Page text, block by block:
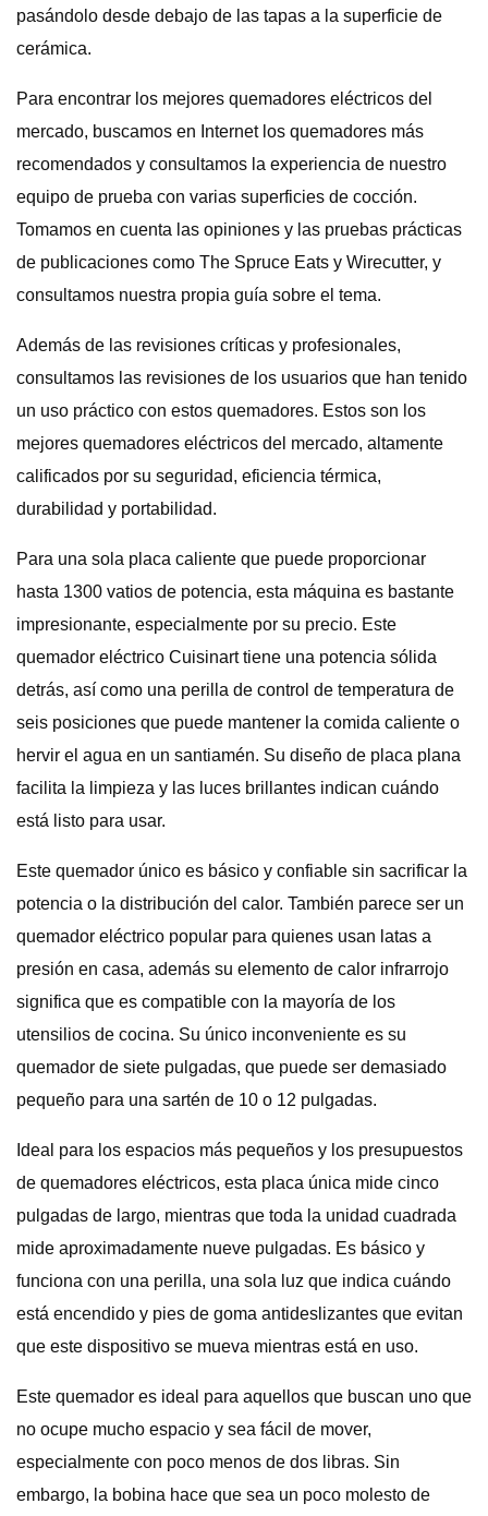
pasándolo desde debajo de las tapas a la superficie de
cerámica.
Para encontrar los mejores quemadores eléctricos del
mercado, buscamos en Internet los quemadores más
recomendados y consultamos la experiencia de nuestro
equipo de prueba con varias superficies de cocción.
Tomamos en cuenta las opiniones y las pruebas prácticas
de publicaciones como The Spruce Eats y Wirecutter, y
consultamos nuestra propia guía sobre el tema.
Además de las revisiones críticas y profesionales,
consultamos las revisiones de los usuarios que han tenido
un uso práctico con estos quemadores. Estos son los
mejores quemadores eléctricos del mercado, altamente
calificados por su seguridad, eficiencia térmica,
durabilidad y portabilidad.
Para una sola placa caliente que puede proporcionar
hasta 1300 vatios de potencia, esta máquina es bastante
impresionante, especialmente por su precio. Este
quemador eléctrico Cuisinart tiene una potencia sólida
detrás, así como una perilla de control de temperatura de
seis posiciones que puede mantener la comida caliente o
hervir el agua en un santiamén. Su diseño de placa plana
facilita la limpieza y las luces brillantes indican cuándo
está listo para usar.
Este quemador único es básico y confiable sin sacrificar la
potencia o la distribución del calor. También parece ser un
quemador eléctrico popular para quienes usan latas a
presión en casa, además su elemento de calor infrarrojo
significa que es compatible con la mayoría de los
utensilios de cocina. Su único inconveniente es su
quemador de siete pulgadas, que puede ser demasiado
pequeño para una sartén de 10 o 12 pulgadas.
Ideal para los espacios más pequeños y los presupuestos
de quemadores eléctricos, esta placa única mide cinco
pulgadas de largo, mientras que toda la unidad cuadrada
mide aproximadamente nueve pulgadas. Es básico y
funciona con una perilla, una sola luz que indica cuándo
está encendido y pies de goma antideslizantes que evitan
que este dispositivo se mueva mientras está en uso.
Este quemador es ideal para aquellos que buscan uno que
no ocupe mucho espacio y sea fácil de mover,
especialmente con poco menos de dos libras. Sin
embargo, la bobina hace que sea un poco molesto de